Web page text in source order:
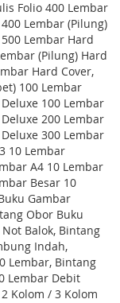
Folio 400 Lembar
Lembar (Pilung)
Lembar Hard
(Pilung) Hard
Hard Cover,
100 Lembar
100 Lembar
200 Lembar
300 Lembar
10 Lembar
A4 10 Lembar
Besar 10
Gambar
Obor Buku
Balok, Bintang
Indah,
Lembar, Bintang
Lembar Debit
Kolom / 3 Kolom